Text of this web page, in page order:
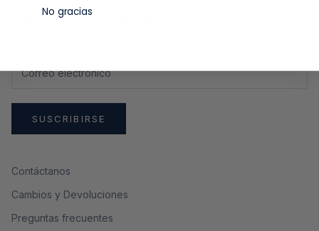
Regístrate y recibe un
SUSCRIBIRSE
Contáctanos
Cambios y Devoluciones
Preguntas frecuentes
No gracias